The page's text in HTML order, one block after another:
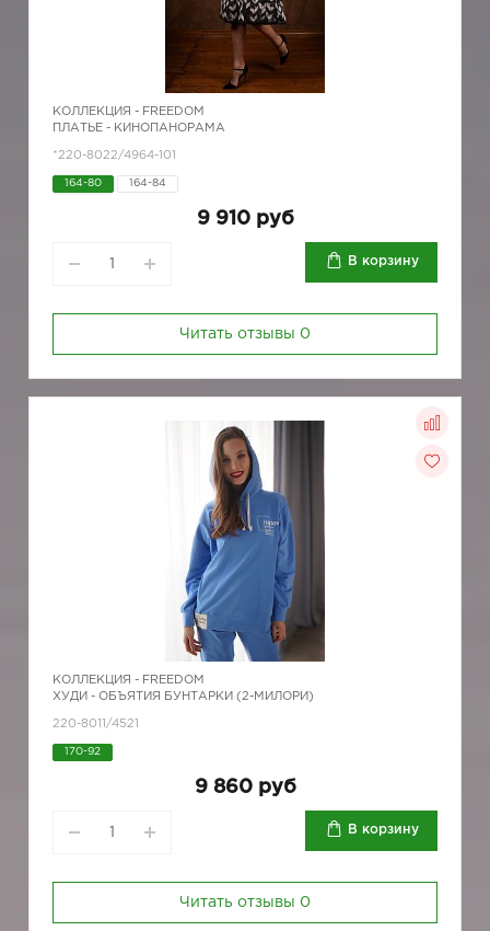
КОЛЛЕКЦИЯ - FREEDOM
ПЛАТЬЕ - КИНОПАНОРАМА
*220-8022/4964-101
164-80 164-84
9 910 руб
В корзину
Читать отзывы 0
КОЛЛЕКЦИЯ - FREEDOM
ХУДИ - ОБЪЯТИЯ БУНТАРКИ (2-МИЛОРИ)
220-8011/4521
170-92
9 860 руб
В корзину
Читать отзывы 0